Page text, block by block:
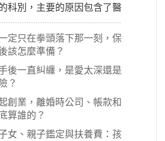
科別，主要的原因包含了醫
知義務、醫療處置疏失、手
術後照顧失當、醫療費用的
然醫學進步，但醫生與病患
後都走向訴訟流程，我們如
到相關醫療糾紛時究竟該怎
？醫療糾紛相關的內容其實
有些案例…
定只在拳頭落下那一刻，保
該怎麼準備？
後一直糾纏，是愛太深還是
？
創業，離婚時公司、帳款和
算誰的？
女、親子鑑定與扶養費：孩